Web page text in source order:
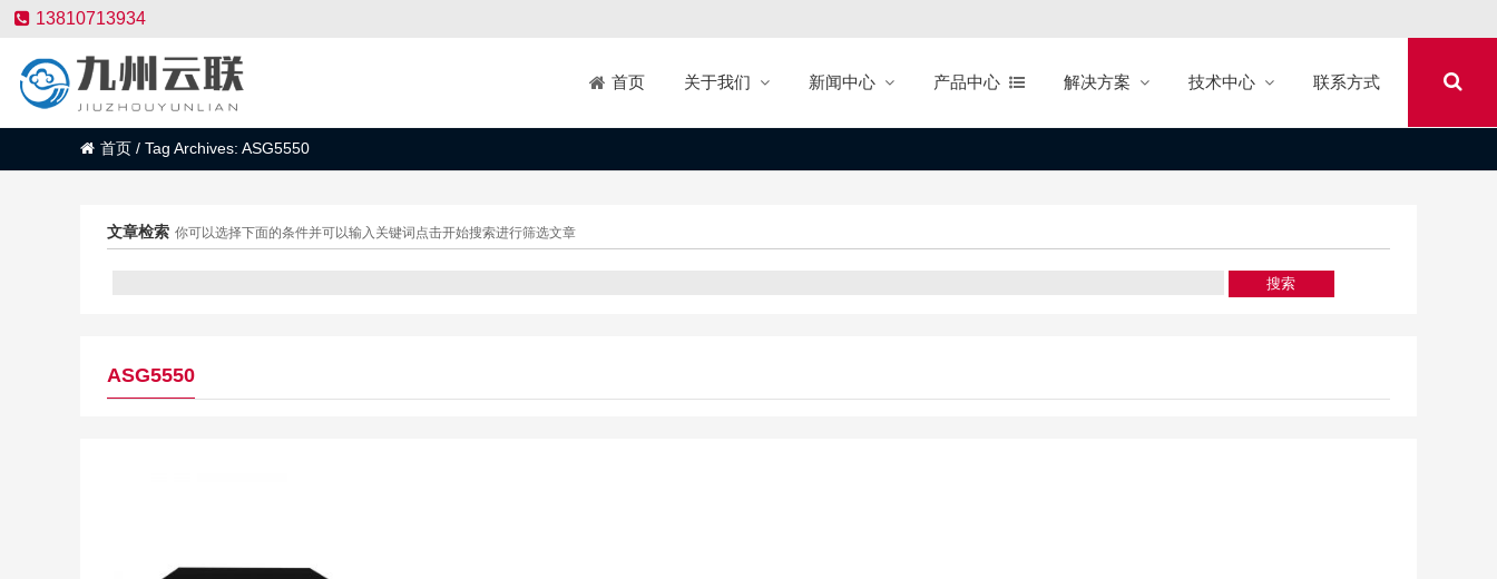
13810713934
首页 关于我们 新闻中心 产品中心 解决方案 技术中心 联系方式
首页 / Tag Archives: ASG5550
文章检索 你可以选择下面的条件并可以输入关键词点击开始搜索进行筛选文章
ASG5550